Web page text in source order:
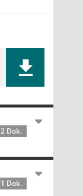
2 Dok.
1 Dok.